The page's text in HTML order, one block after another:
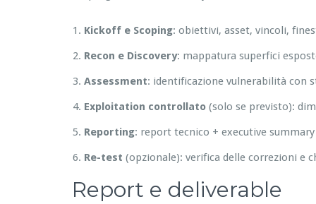
Kickoff e Scoping: obiettivi, asset, vincoli,
Recon e Discovery: mappatura superfici
Assessment: identificazione vulnerabilità con
Exploitation controllato (solo se previsto):
Reporting: report tecnico + executive
Re-test (opzionale): verifica delle correzioni e
Report e deliverable